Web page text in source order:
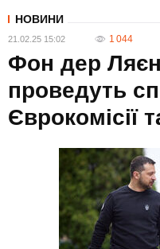
НОВИНИ
21.02.25 15:02 1 044
Фон дер
проведуть
Єврокомісії